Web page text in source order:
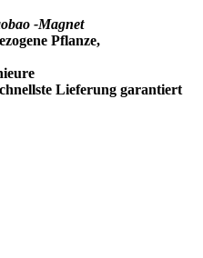
-Magnet
Pflanze,
Lieferung garantiert